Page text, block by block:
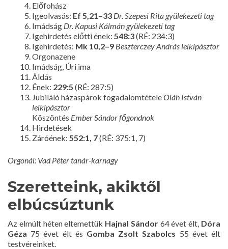
Előfohász
Igeolvasás: Ef 5,21–33 Dr. Szepesi Rita gyülekezeti tag
Imádság Dr. Kapusi Kálmán gyülekezeti tag
Igehirdetés előtti ének: 548:3(RÉ: 234:3)
Igehirdetés: Mk 10,2–9 Beszterczey András lelkipásztor
Orgonazene
Imádság, Úri ima
Áldás
Ének: 229:5 (RÉ: 287:5)
Jubiláló házaspárok fogadalomtételeOláh István
lelkipásztor
Köszöntés Ember Sándor főgondnok
Hirdetések
Záróének: 552:1, 7(RÉ: 375:1, 7)
Orgonál: Vad Péter tanár-karnagy
Szeretteink, akiktől
elbúcsúztunk
Az elmúlt héten eltemettük Hajnal Sándor 64 évet élt, Dóra
Géza 75 évet élt és Gomba Zsolt Szabolcs 55 évet élt
testvéreinket.